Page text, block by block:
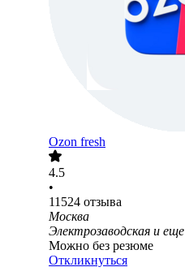
Ozon fresh
4.5
•
11524 отзыва
Москва
Электрозаводская и еще
Можно без резюме
Откликнуться